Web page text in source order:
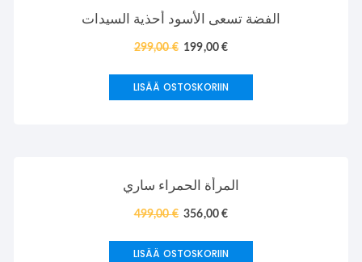
الفضة تسعى الأسود أحذية السيدات
299,00€ 199,00€
LISÄÄ OSTOSKORIIN
المرأة الحمراء ساري
499,00€ 356,00€
LISÄÄ OSTOSKORIIN